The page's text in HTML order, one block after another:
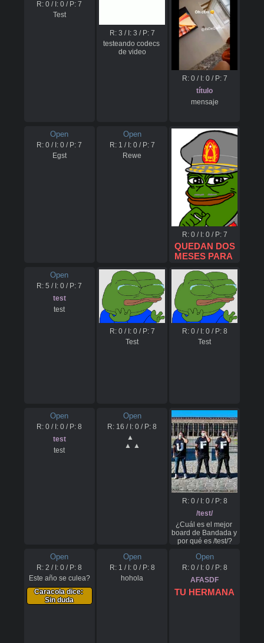
R:0 / I:0 / P:7
Test
R: 3 / I: 3 / P: 7
testeando codecs
de video
R: 0/ I: 0/ P: 7
título
mensaje
Open
R:0 / I:0 / P:7
Egst
Open
R: 1 / I: 0/ P: 7
Rewe
R: 0/ I: 0/ P: 7
MESES PARA
Open
R:5 / I:0 / P:7
test
test
R: 0/ I: 0/ P: 7
Test
R: 0/ I: 0/ P: 8
Test
Open
R:0 / I:0 / P:8
test
test
Open
R: 16 / I: 0 / P: 8
▲
▲ ▲
R: 0/ I: 0/ P: 8
/test/
¿Cuál es el mejor
board de Bandada y
por qué es /test/?
Open
R:2 / I:0 / P:8
Este año se culea?
Caracola dice:
Sin duda
Open
R: 1 / I: 0/ P: 8
hohola
Open
R: 0/ I: 0/ P: 8
AFASDF
TU HERMANA